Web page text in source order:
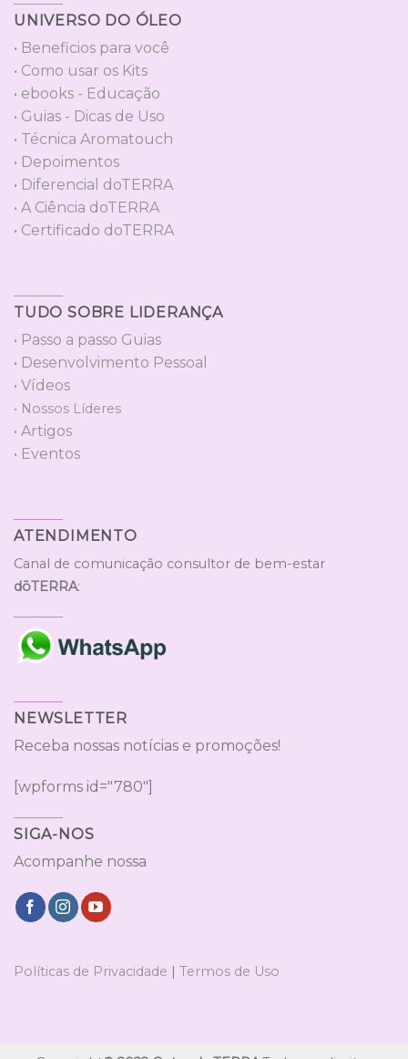
UNIVERSO DO ÓLEO
• Beneficios para você
• Como usar os Kits
• ebooks - Educação
• Guias - Dicas de Uso
• Técnica Aromatouch
• Depoimentos
• Diferencial doTERRA
• A Ciência doTERRA
• Certificado doTERRA
TUDO SOBRE LIDERANÇA
• Passo a passo Guias
• Desenvolvimento Pessoal
• Vídeos
• Nossos Líderes
• Artigos
• Eventos
ATENDIMENTO
Canal de comunicação consultor de bem-estar
dōTERRA:
NEWSLETTER
Receba nossas notícias e promoções!
[wpforms id="780"]
SIGA-NOS
Acompanhe nossa
Políticas de Privacidade | Termos de Uso